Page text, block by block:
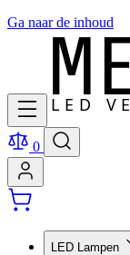
Ga naar de inhoud
0
LED Lampen